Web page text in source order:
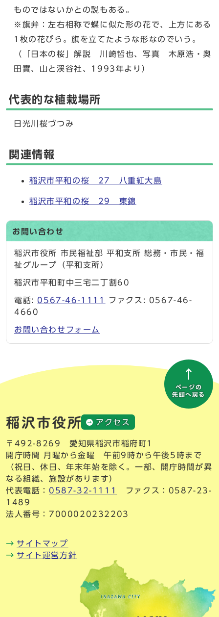
ものではないかとの説もある。
※旗弁：左右相称で蝶に似た形の花で、上方にある
1枚の花びら。旗を立てたような形なのでいう。
（「日本の桜」解説 川崎哲也、写真 木原浩・奥
田實、山と渓谷社、1993年より）
代表的な植栽場所
日光川桜づつみ
関連情報
稲沢市平和の桜 27 八重紅大島
稲沢市平和の桜 29 東錦
お問い合わせ
稲沢市役所 市民福祉部 平和支所 総務・市民・福
祉グループ（平和支所）
稲沢市平和町中三宅二丁割60
電話: 0567-46-1111
ファクス: 0567-46-
4660
お問い合わせフォーム
ページの
先頭へ戻る
アクセス
〒492-8269 愛知県稲沢市稲府町1
開庁時間 月曜から金曜 午前9時から午後5時まで
（祝日、休日、年末年始を除く。一部、開庁時間が異
なる組織、施設があります）
代表電話： 0587-32-1111
ファクス：0587-23-
1489
法人番号：7000020232203
サイトマップ
サイト運営方針